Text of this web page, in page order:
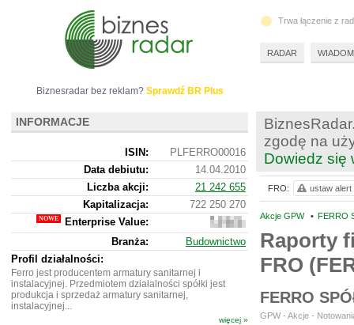
zgodę na
Dowiedz się
Akcje GPW • FERRO
Raporty
FRO
FERRO
GPW - Akcje -
FRO: ustaw alert
Biznesradar bez reklam? Sprawdź BR Plus
INFORMACJE
ISIN:
PLFERRO00016
Data debiutu:
14.04.2010
Liczba akcji:
21 242 655
Kapitalizacja:
722 250 270
Enterprise Value:
792
572
270
Branża:
Budownictwo
Profil działalności:
Ferro jest producentem armatury sanitarnej i
instalacyjnej. Przedmiotem działalności spółki jest
produkcja i sprzedaż armatury sanitarnej,
instalacyjnej...
więcej »
Trwa łączenie z
RADAR